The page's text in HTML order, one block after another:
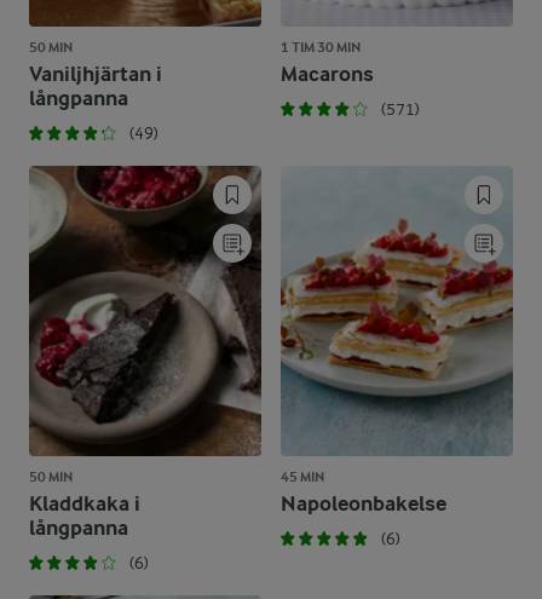
50 MIN
Vaniljhjärtan i
långpanna
(49)
1 TIM 30 MIN
Macarons
(571)
50 MIN
Kladdkaka i
långpanna
(6)
45 MIN
Napoleonbakelse
(6)